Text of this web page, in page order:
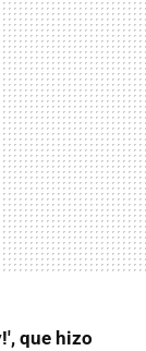
que hizo